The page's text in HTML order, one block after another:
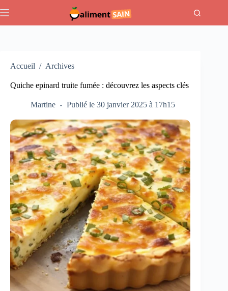
au
Accueil / Archives
Quiche epinard truite fumée : découvrez les aspects clés
Martine Publié le 30 janvier 2025 à 17h15